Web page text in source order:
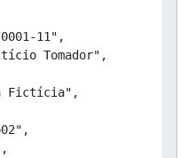
11",
Tomador",
Fictícia",